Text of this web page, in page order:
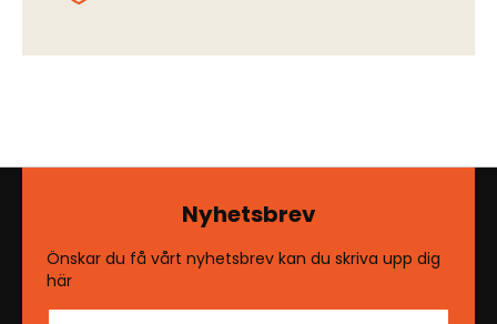
Nyhetsbrev
Önskar du få vårt nyhetsbrev kan du skriva upp dig
här